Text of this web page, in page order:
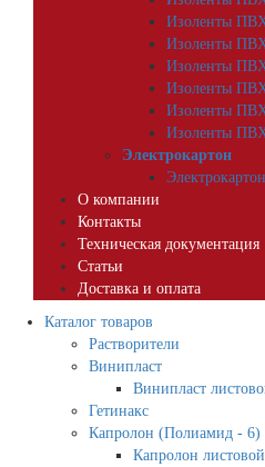
Изоленты
Изоленты
Изоленты
Изоленты
Изоленты
Изоленты
Электрокартон
О компании
Контакты
Техническая документация
Статьи
Доставка и оплата
Каталог товаров
Растворители
Винипласт
Винипласт
Гетинакс
Капролон (Полиамид - 6)
Капролон листовой